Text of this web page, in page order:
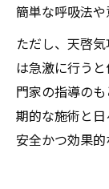
簡単な呼吸法や
ただし、天啓
は急激に行う
門家の指導の
期的な施術と
安全かつ効果的